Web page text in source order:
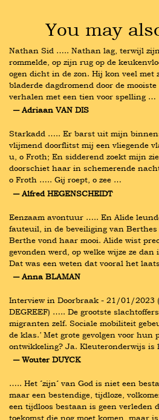
You may
Nathan Sid ….. Nathan lag, terwijl
rommelde, op zijn rug op de
ogen dicht in de zon. Hij kon veel met
bladerde dagdromend door de
verhalen met een tien voor spelling …
― Adriaan VAN DIS
Starkadd ….. Er barst uit mijn
vlijmend doorflitst mij een vliegende
u, o Froth; En sidderend zoekt mijn
doorschiet haar in schemerende
o Froth ….. Gij roept, o zee …
― Alfred HEGENSCHEIDT
Eenzaam avontuur ….. En Alide
fauteuil, in de beveiliging van
Berthe vond haar mooi. Alide wist
gevonden werd, op welke wijze ze dan
Dat was een weten dat vooral het
― Anna BLAMAN
Interview in Doorbraak - 21/01/2023
DEGREEF) ….. De grootste
migranten zelf. Sociale mobiliteit
de klas.’ Met grote gevolgen voor hun
ontwikkeling? Ja. Kleuteronderwijs is
― Wouter DUYCK
….. Het ´zijn´ van God is niet een
maar een bestendige, tijdloze,
een tijdloos bestaan is geen verleden
toekomst die nog moet komen, maar